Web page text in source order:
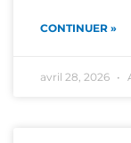
CONTINUER »
avril 28, 2026